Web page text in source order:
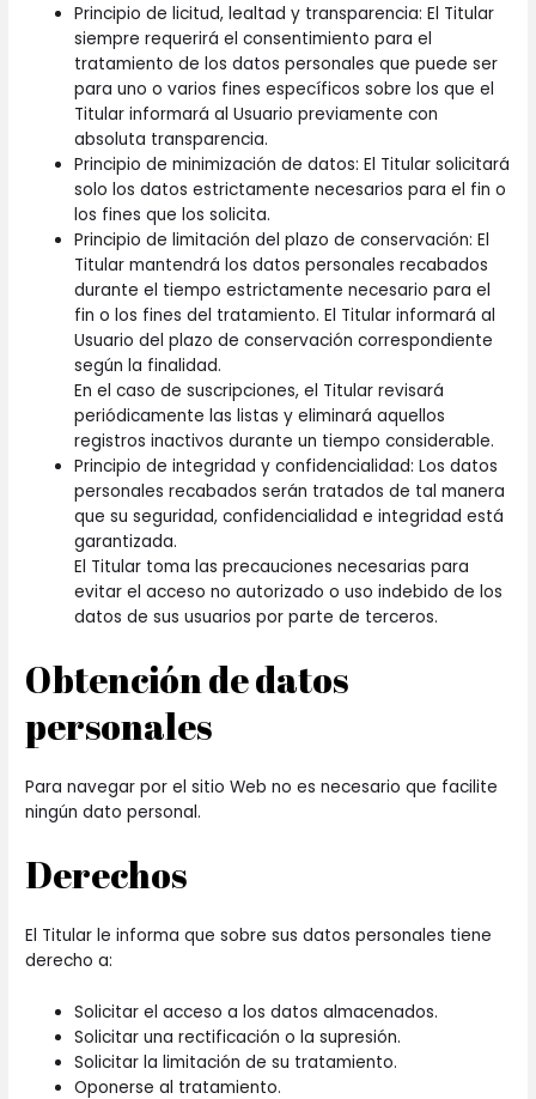
Principio de licitud, lealtad y transparencia: El Titular
siempre requerirá el consentimiento para el
tratamiento de los datos personales que puede ser
para uno o varios fines específicos sobre los que el
Titular informará al Usuario previamente con
absoluta transparencia.
Principio de minimización de datos: El Titular solicitará
solo los datos estrictamente necesarios para el fin o
los fines que los solicita.
Principio de limitación del plazo de conservación: El
Titular mantendrá los datos personales recabados
durante el tiempo estrictamente necesario para el
fin o los fines del tratamiento. El Titular informará al
Usuario del plazo de conservación correspondiente
según la finalidad.
En el caso de suscripciones, el Titular revisará
periódicamente las listas y eliminará aquellos
registros inactivos durante un tiempo considerable.
Principio de integridad y confidencialidad: Los datos
personales recabados serán tratados de tal manera
que su seguridad, confidencialidad e integridad está
garantizada.
El Titular toma las precauciones necesarias para
evitar el acceso no autorizado o uso indebido de los
datos de sus usuarios por parte de terceros.
Obtención de datos
personales
Para navegar por el sitio Web no es necesario que facilite
ningún dato personal.
Derechos
El Titular le informa que sobre sus datos personales tiene
derecho a:
Solicitar el acceso a los datos almacenados.
Solicitar una rectificación o la supresión.
Solicitar la limitación de su tratamiento.
Oponerse al tratamiento.